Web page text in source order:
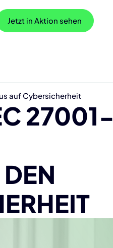
Jetzt in Aktion sehen
auf Cybersicherheit
27001-